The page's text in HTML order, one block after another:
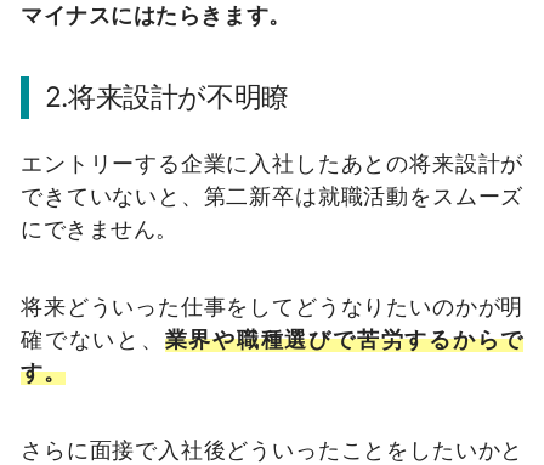
マイナスにはたらきます。
2.将来設計が不明瞭
エントリーする企業に入社したあとの将来設計が
できていないと、第二新卒は就職活動をスムーズ
にできません。
将来どういった仕事をしてどうなりたいのかが明
確でないと、 業界や職種選びで苦労するからで
す。
さらに面接で入社後どういったことをしたいかと